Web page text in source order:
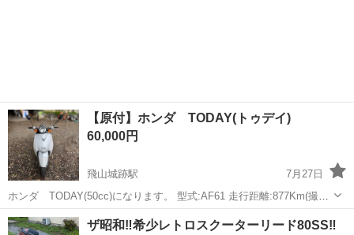
【原付】ホンダ TODAY(トゥデイ)
60,000円
飛山城跡駅
7月27日
ホンダ TODAY(50cc)になります。 型式:AF61 走行距離:877Km(撮影
時) 自賠責:令和8年12月迄 2オーナー車です。 前オーナーよりメーター
1周していない低走行車と 聞いております。 転勤に伴う引越し...
栃木 宇都宮市 飛山城跡駅 ホンダ
ザ昭和‼️希少レトロスクーターリード80SS‼️